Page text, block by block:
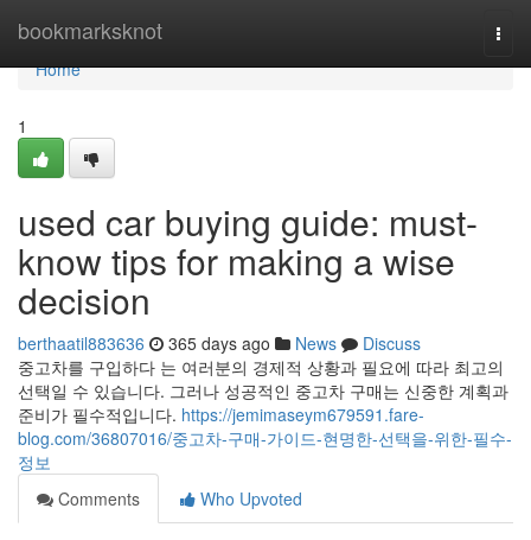
bookmarksknot
Home
Home
1
used car buying guide: must-
know tips for making a wise
decision
berthaatil883636 365 days ago News
Discuss
중고차를 구입하다 는 여러분의 경제적 상황과 필요에 따라 최고의
선택일 수 있습니다. 그러나 성공적인 중고차 구매는 신중한 계획과
준비가 필수적입니다. https://jemimaseym679591.fare-
blog.com/36807016/중고차-구매-가이드-현명한-선택을-위한-필수-
정보
Comments
Who Upvoted